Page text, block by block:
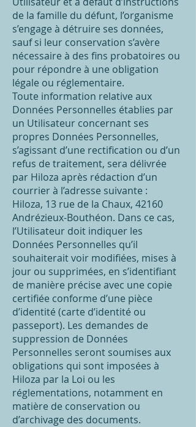
de la famille du défunt, l’organisme
s’engage à détruire ses données,
sauf si leur conservation s’avère
nécessaire à des fins probatoires ou
pour répondre à une obligation
légale ou réglementaire.
Toute information relative aux
Données Personnelles établies par
un Utilisateur concernant ses
propres Données Personnelles,
s’agissant d’une rectification ou d’un
refus de traitement, sera délivrée
par Hiloza après rédaction d’un
courrier à l’adresse suivante :
Hiloza, 13 rue de la Chaux, 42160
Andrézieux-Bouthéon. Dans ce cas,
l’Utilisateur doit indiquer les
Données Personnelles qu’il
souhaiterait voir modifiées, mises à
jour ou supprimées, en s’identifiant
de manière précise avec une copie
certifiée conforme d’une pièce
d’identité (carte d’identité ou
passeport). Les demandes de
suppression de Données
Personnelles seront soumises aux
obligations qui sont imposées à
Hiloza par la Loi ou les
réglementations, notamment en
matière de conservation ou
d’archivage des documents.